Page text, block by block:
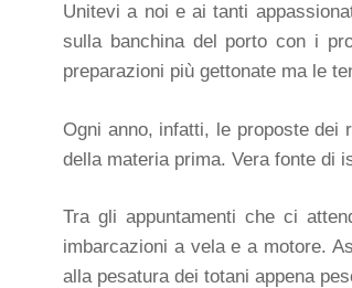
Unitevi a noi e ai tanti
sulla banchina del porto con i
preparazioni più gettonate ma le
Ogni anno, infatti, le proposte dei
della materia prima. Vera fonte di
Tra gli appuntamenti che ci
imbarcazioni a vela e a motore.
alla pesatura dei totani appena